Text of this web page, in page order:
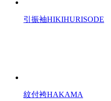
引振袖HIKIHURISODE
紋付袴HAKAMA